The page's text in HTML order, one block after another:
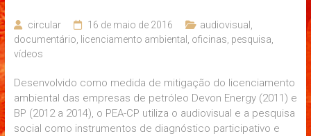
circular 16 de maio de 2016 audiovisual
documentário
licenciamento ambiental oficinas pesquisa
vídeos
Desenvolvido como medida de mitigação do licenciamento
ambiental das empresas de petróleo Devon Energy (2011) e
BP (2012 a 2014), o PEA-CP utiliza o audiovisual e a pesquisa
social como instrumentos de diagnóstico participativo e